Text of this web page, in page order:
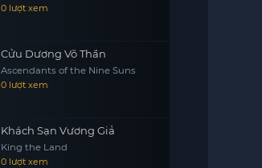
0 lượt xem
Cửu Dương Võ Thần
Ascendants of the Nine Suns
0 lượt xem
Khách Sạn Vương Giả
King the Land
0 lượt xem